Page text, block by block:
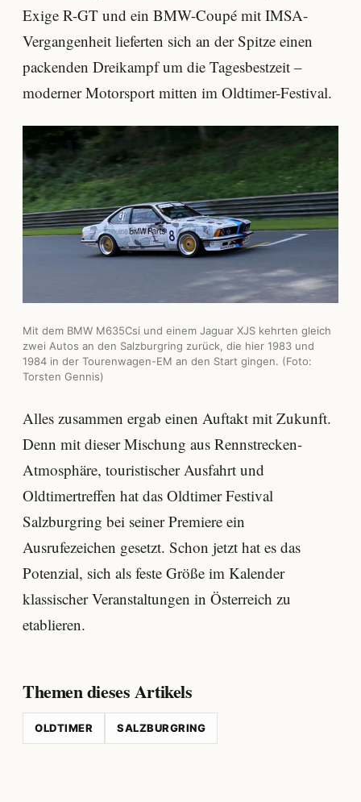
Exige R-GT und ein BMW-Coupé mit IMSA-
Vergangenheit lieferten sich an der Spitze einen
packenden Dreikampf um die Tagesbestzeit –
moderner Motorsport mitten im Oldtimer-Festival.
Mit dem BMW M635Csi und einem Jaguar XJS kehrten gleich
zwei Autos an den Salzburgring zurück, die hier 1983 und
1984 in der Tourenwagen-EM an den Start gingen. (Foto:
Torsten Gennis)
Alles zusammen ergab einen Auftakt mit Zukunft.
Denn mit dieser Mischung aus Rennstrecken-
Atmosphäre, touristischer Ausfahrt und
Oldtimertreffen hat das Oldtimer Festival
Salzburgring bei seiner Premiere ein
Ausrufezeichen gesetzt. Schon jetzt hat es das
Potenzial, sich als feste Größe im Kalender
klassischer Veranstaltungen in Österreich zu
etablieren.
Themen dieses Artikels
OLDTIMER SALZBURGRING